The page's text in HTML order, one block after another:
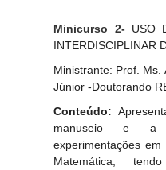
Minicurso 2-
USO
INTERDISCIPLINAR
Ministrante: Prof. Ms.
Júnior -Doutorando
Conteúdo:
manuseio e a
experimentações
Matemática,